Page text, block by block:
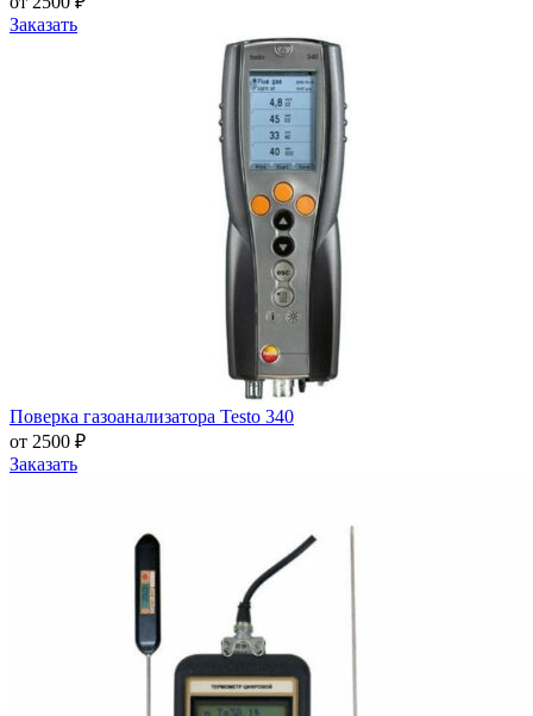
Заказать
Поверка газоанализатора Testo 340
от 2500 ₽
Заказать